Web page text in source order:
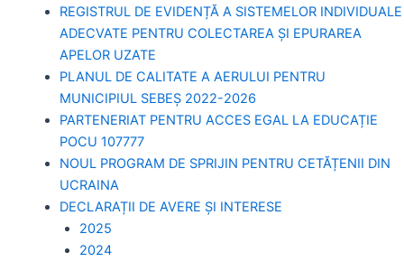
REGISTRUL DE EVIDENȚĂ A SISTEMELOR INDIVIDUALE
ADECVATE PENTRU COLECTAREA ȘI EPURAREA
APELOR UZATE
PLANUL DE CALITATE A AERULUI PENTRU
MUNICIPIUL SEBEȘ 2022-2026
PARTENERIAT PENTRU ACCES EGAL LA EDUCAȚIE
POCU 107777
NOUL PROGRAM DE SPRIJIN PENTRU CETĂȚENII DIN
UCRAINA
DECLARAȚII DE AVERE ȘI INTERESE
2025
2024